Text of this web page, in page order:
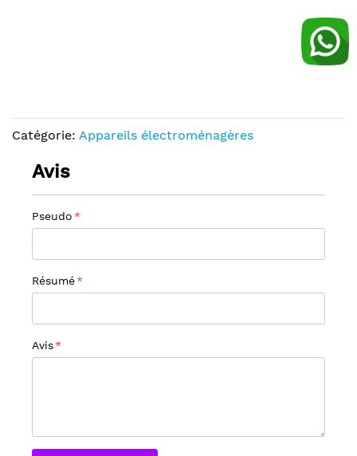
Catégorie: Appareils électroménagères
Avis
Pseudo
Résumé
Avis